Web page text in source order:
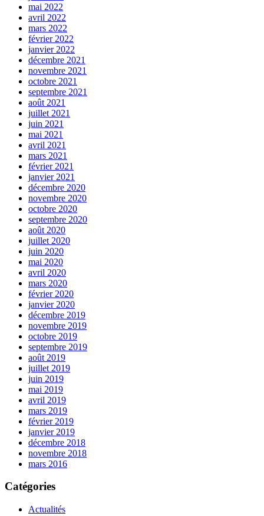
mai 2022
avril 2022
mars 2022
février 2022
janvier 2022
décembre 2021
novembre 2021
octobre 2021
septembre 2021
août 2021
juillet 2021
juin 2021
mai 2021
avril 2021
mars 2021
février 2021
janvier 2021
décembre 2020
novembre 2020
octobre 2020
septembre 2020
août 2020
juillet 2020
juin 2020
mai 2020
avril 2020
mars 2020
février 2020
janvier 2020
décembre 2019
novembre 2019
octobre 2019
septembre 2019
août 2019
juillet 2019
juin 2019
mai 2019
avril 2019
mars 2019
février 2019
janvier 2019
décembre 2018
novembre 2018
mars 2016
Catégories
Actualités